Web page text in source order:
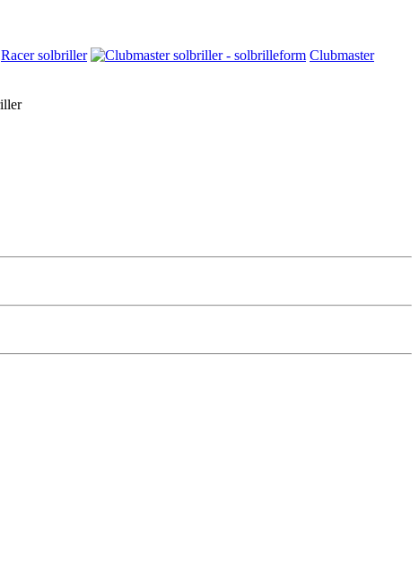
Racer solbriller
Clubmaster